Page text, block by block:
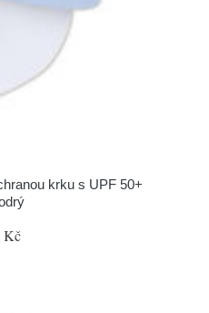
krku s UPF 50+
Kč